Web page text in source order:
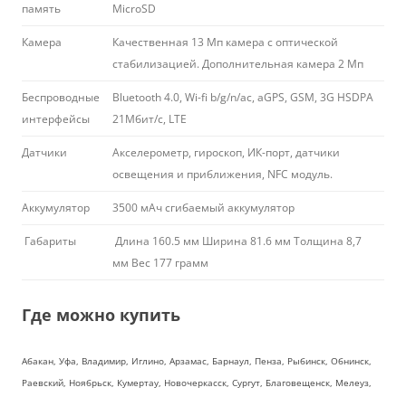
память
MicroSD
Камера
Качественная 13 Мп камера с оптической
стабилизацией. Дополнительная камера 2 Мп
Беспроводные
интерфейсы
Bluetooth 4.0, Wi-fi b/g/n/ac, aGPS, GSM, 3G HSDPA
21Мбит/c, LTE
Датчики
Акселерометр, гироскоп, ИК-порт, датчики
освещения и приближения, NFC модуль.
Аккумулятор 3500 мАч сгибаемый аккумулятор
Габариты
Длина 160.5 мм Ширина 81.6 мм Толщина 8,7
мм Вес 177 грамм
Где можно купить
Абакан, Уфа, Владимир, Иглино, Арзамас, Барнаул, Пенза, Рыбинск, Обнинск,
Раевский, Ноябрьск, Кумертау, Новочеркасск, Сургут, Благовещенск, Мелеуз,